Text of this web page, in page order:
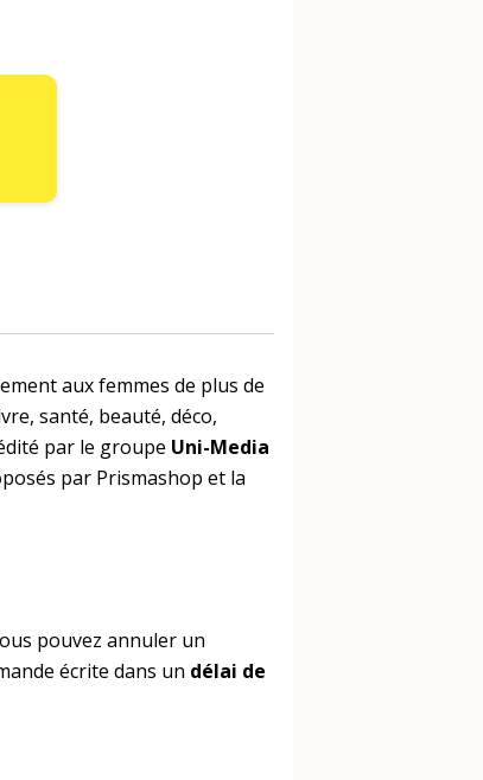
aux femmes de plus de
santé, beauté, déco,
par le groupe Uni-Media
par Prismashop et la
pouvez annuler un
écrite dans un délai de